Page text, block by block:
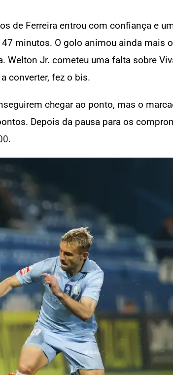
de Ferreira entrou com confiança e
minutos. O golo animou ainda mais
Jr. cometeu uma falta sobre
converter, fez o bis.
chegar ao ponto, mas o
Depois da pausa para os
.